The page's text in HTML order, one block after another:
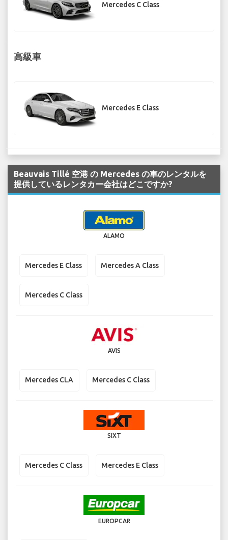
Mercedes C Class
高級車
Mercedes E Class
Beauvais Tillé 空港 の Mercedes の車のレンタルを
提供しているレンタカー会社はどこですか?
ALAMO
Mercedes E Class Mercedes A Class
Mercedes C Class
AVIS
Mercedes CLA Mercedes C Class
SIXT
Mercedes C Class Mercedes E Class
EUROPCAR